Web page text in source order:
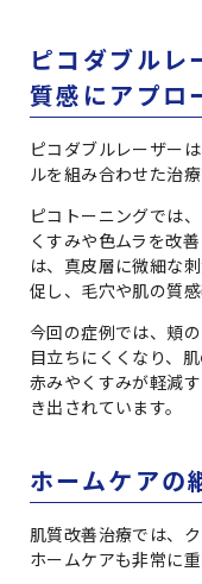
ピコダブルレ
質感にアプロ
ピコダブルレーザー
ルを組み合わせた治療
ピコトーニングでは
くすみや色ムラを改
は、真皮層に微細な
促し、毛穴や肌の質感
今回の症例では、頬
目立ちにくくなり、
赤みやくすみが軽減
き出されています。
ホームケアの
肌質改善治療では、
ホームケアも非常に重